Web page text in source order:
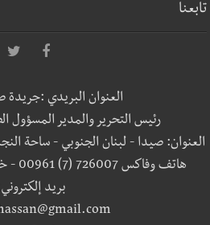
تابعنا
العنوان البريدي :جريدة
رئيس التحرير والمدير المسؤول
العنوان: صيدا - لبنان الجنوبي - ساحة
هاتف وفاكس 726007 (7) 00961 - خليوي 226013 (3) 00961
بريد